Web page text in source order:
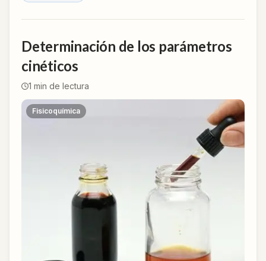
Determinación de los parámetros
cinéticos
1 min de lectura
Fisicoquímica